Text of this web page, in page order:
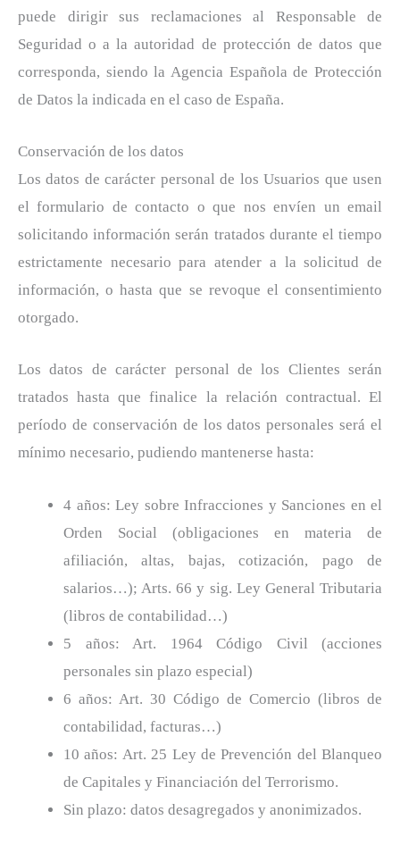
puede dirigir sus reclamaciones al Responsable de
Seguridad o a la autoridad de protección de datos que
corresponda, siendo la Agencia Española de Protección
de Datos la indicada en el caso de España.
Conservación de los datos
Los datos de carácter personal de los Usuarios que usen
el formulario de contacto o que nos envíen un email
solicitando información serán tratados durante el tiempo
estrictamente necesario para atender a la solicitud de
información, o hasta que se revoque el consentimiento
otorgado.
Los datos de carácter personal de los Clientes serán
tratados hasta que finalice la relación contractual. El
período de conservación de los datos personales será el
mínimo necesario, pudiendo mantenerse hasta:
4 años: Ley sobre Infracciones y Sanciones en el
Orden Social (obligaciones en materia de
afiliación, altas, bajas, cotización, pago de
salarios…); Arts. 66 y sig. Ley General Tributaria
(libros de contabilidad…)
5 años: Art. 1964 Código Civil (acciones
personales sin plazo especial)
6 años: Art. 30 Código de Comercio (libros de
contabilidad, facturas…)
10 años: Art. 25 Ley de Prevención del Blanqueo
de Capitales y Financiación del Terrorismo.
Sin plazo: datos desagregados y anonimizados.